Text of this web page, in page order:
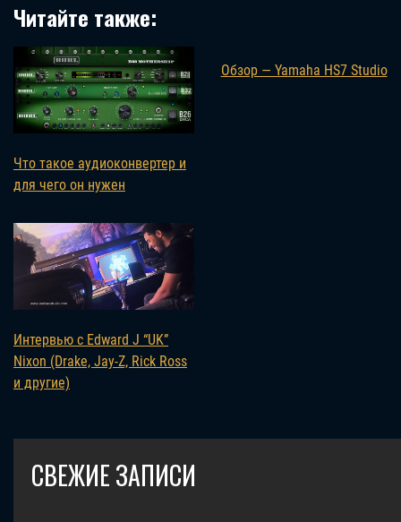
Читайте также:
Что такое аудиоконвертер и
для чего он нужен
Обзор — Yamaha HS7 Studio
Интервью с Edward J “UK”
Nixon (Drake, Jay-Z, Rick Ross
и другие)
СВЕЖИЕ ЗАПИСИ